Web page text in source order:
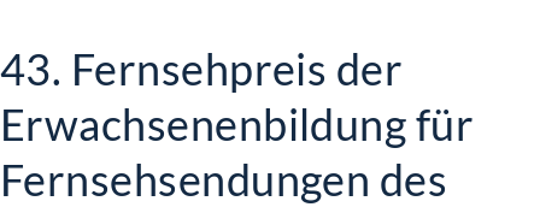
43. Fernsehpreis der
Erwachsenenbildung für
Fernsehsendungen des